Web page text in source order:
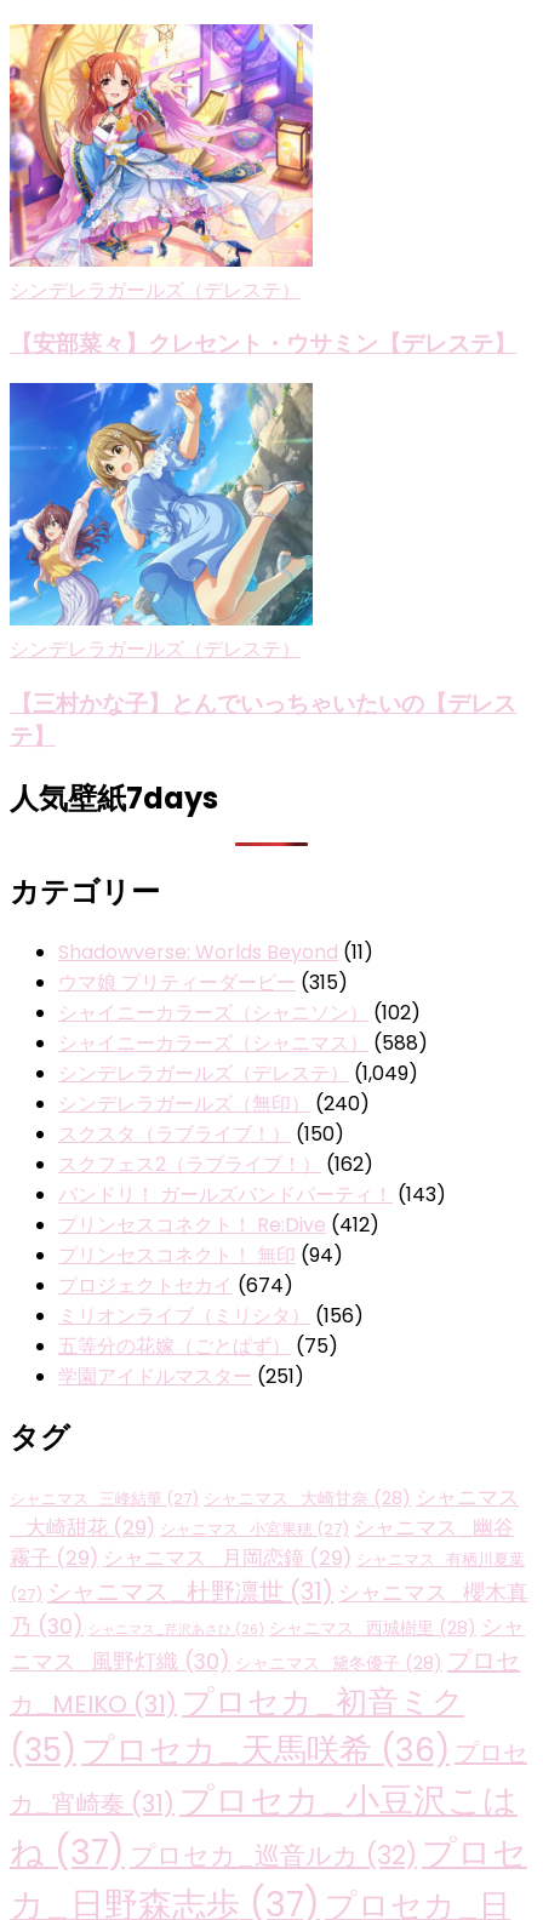
シンデレラガールズ（デレステ）
【安部菜々】クレセント・ウサミン【デレステ】
シンデレラガールズ（デレステ）
【三村かな子】とんでいっちゃいたいの【デレス
テ】
人気壁紙7days
カテゴリー
Shadowverse: Worlds Beyond (11)
ウマ娘 プリティーダービー (315)
シャイニーカラーズ（シャニソン）
(102)
シャイニーカラーズ（シャニマス）
(588)
シンデレラガールズ（デレステ）
(1,049)
シンデレラガールズ（無印）
(240)
スクスタ（ラブライブ！）
(150)
スクフェス2（ラブライブ！）
(162)
バンドリ！ ガールズバンドパーティ！ (143)
プリンセスコネクト！ Re:Dive (412)
プリンセスコネクト！ 無印 (94)
プロジェクトセカイ (674)
ミリオンライブ（ミリシタ）
(156)
五等分の花嫁（ごとぱず）
(75)
学園アイドルマスター (251)
タグ
シャニマス_三峰結華 (27) シャニマス_大崎甘奈 (28) シャニマス
_大崎甜花 (29) シャニマス_小宮果穂 (27) シャニマス_幽谷
霧子 (29) シャニマス_月岡恋鐘 (29) シャニマス_有栖川夏葉
(27) シャニマス_杜野凛世 (31) シャニマス_櫻木真
乃 (30) シャニマス_芹沢あさひ (26) シャニマス_西城樹里 (28) シャ
ニマス_風野灯織 (30) シャニマス_黛冬優子 (28) プロセ
カ_MEIKO (31) プロセカ_初音ミク
(35) プロセカ_天馬咲希 (36) プロセ
カ_宵崎奏 (31) プロセカ_小豆沢こは
ね (37) プロセカ_巡音ルカ (32) プロセ
カ_日野森志歩 (37) プロセカ_日